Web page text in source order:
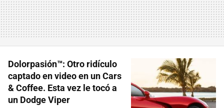
Dolorpasión™: Otro ridículo
captado en video en un Cars
& Coffee. Esta vez le tocó a
un Dodge Viper